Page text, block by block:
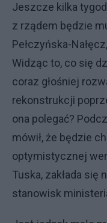
Jeszcze kilka
z rządem będzie
Pełczyńska-
Widząc to, co się
coraz głośniej
rekonstrukcji
ona polegać?
mówił, że będzie
optymistycznej
Tuska, zakłada się
stanowisk